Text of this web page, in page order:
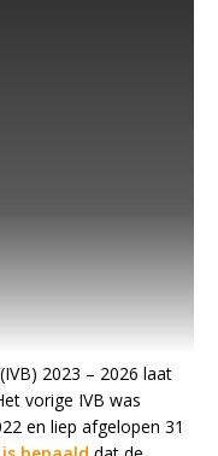
2023 – 2026 laat
vorige IVB was
en liep afgelopen 31